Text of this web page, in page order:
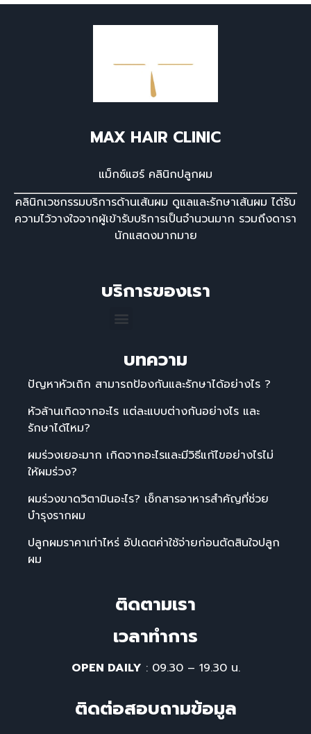
MAX HAIR CLINIC
แม็กซ์แฮร์ คลินิกปลูกผม
คลินิกเวชกรรมบริการด้านเส้นผม ดูแลและรักษาเส้นผม ได้รับ
ความไว้วางใจจากผู้เข้ารับบริการเป็นจํานวนมาก รวมถึงดารา
นักแสดงมากมาย
บริการของเรา
บทความ
ปัญหาหัวเถิก สามารถป้องกันและรักษาได้อย่างไร ?
หัวล้านเกิดจากอะไร แต่ละแบบต่างกันอย่างไร และ
รักษาได้ไหม?
ผมร่วงเยอะมาก เกิดจากอะไรและมีวิธีแก้ไขอย่างไรไม่
ให้ผมร่วง?
ผมร่วงขาดวิตามินอะไร? เช็กสารอาหารสำคัญที่ช่วย
บำรุงรากผม
ปลูกผมราคาเท่าไหร่ อัปเดตค่าใช้จ่ายก่อนตัดสินใจปลูก
ผม
ติดตามเรา
เวลาทําการ
OPEN DAILY : 09.30 – 19.30 น.
ติดต่อสอบถามข้อมูล